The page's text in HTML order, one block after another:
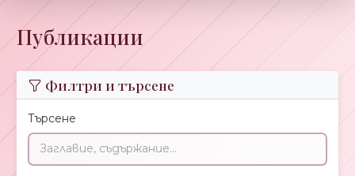
Публикации
Филтри и търсене
Търсене